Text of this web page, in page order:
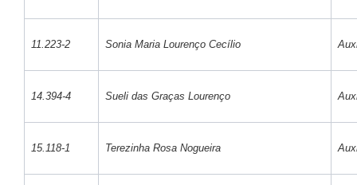
11.223-2 Sonia Maria Lourenço Cecílio
14.394-4 Sueli das Graças Lourenço
15.118-1 Terezinha Rosa Nogueira